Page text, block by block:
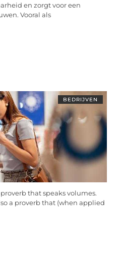
en zorgt voor een
Vooral als
BEDRIJVEN
that speaks volumes.
a proverb that (when applied